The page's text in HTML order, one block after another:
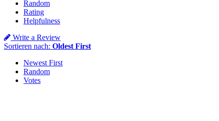
Random
Rating
Helpfulness
Write a Review
Sortieren nach: Oldest First
Newest First
Random
Votes